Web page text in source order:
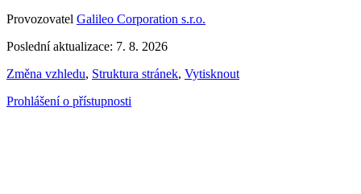
Provozovatel Galileo Corporation s.r.o.
Poslední aktualizace: 7. 8. 2026
Změna vzhledu, Struktura stránek, Vytisknout
Prohlášení o přístupnosti